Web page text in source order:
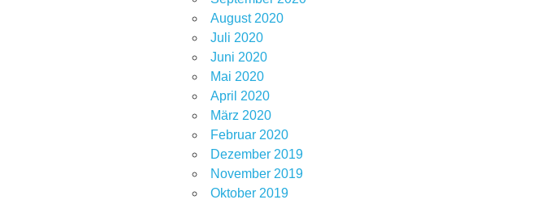
August 2020
Juli 2020
Juni 2020
Mai 2020
April 2020
März 2020
Februar 2020
Dezember 2019
November 2019
Oktober 2019